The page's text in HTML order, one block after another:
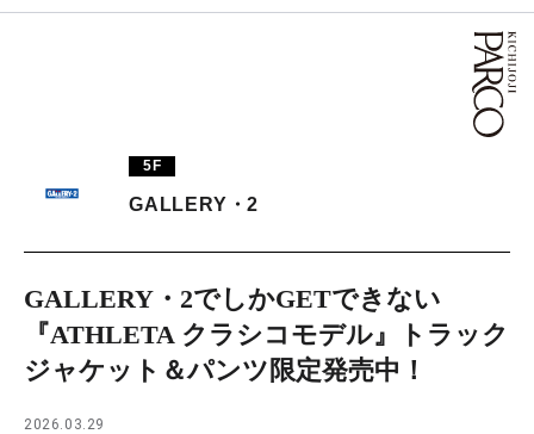
ニュース
PARCOメンバーズ
한국어
5F
GALLERY・2
GALLERY・2でしかGETできない
『ATHLETA クラシコモデル』トラック
ジャケット＆パンツ限定発売中！
2026.03.29